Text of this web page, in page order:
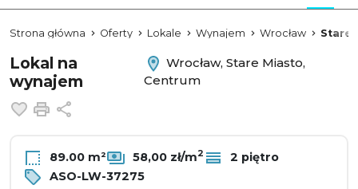
Strona główna Oferty Lokale Wynajem Wrocław Stare
Lokal na
wynajem
Wrocław, Stare Miasto,
Centrum
Dodaj do ulubionych
Drukuj
89.00 m² 58,00 zł/m2
2 piętro
ASO-LW-37275